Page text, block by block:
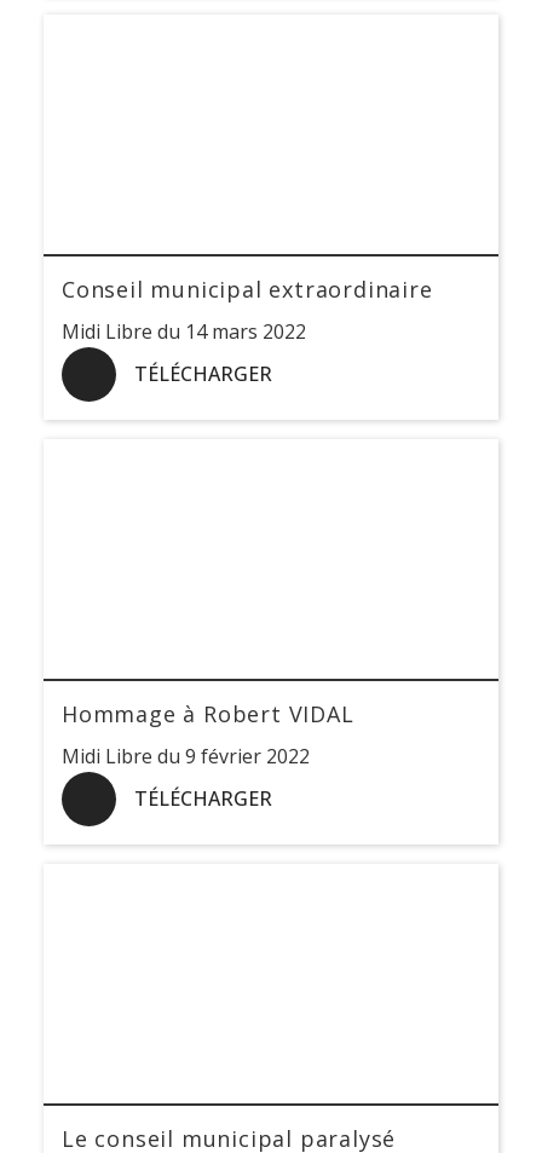
Conseil municipal extraordinaire
Midi Libre du 14 mars 2022
TÉLÉCHARGER
Hommage à Robert VIDAL
Midi Libre du 9 février 2022
TÉLÉCHARGER
Le conseil municipal paralysé